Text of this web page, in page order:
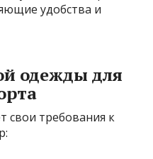
удобства и
одежды для
свои требования к